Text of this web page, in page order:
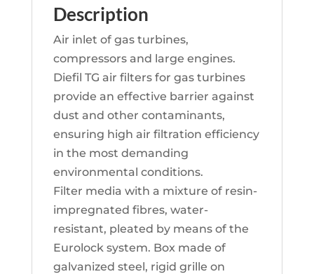
Description
Air inlet of gas turbines,
compressors and large engines.
Diefil TG air filters for gas turbines
provide an effective barrier against
dust and other contaminants,
ensuring high air filtration efficiency
in the most demanding
environmental conditions.
Filter media with a mixture of resin-
impregnated fibres, water-
resistant, pleated by means of the
Eurolock system. Box made of
galvanized steel, rigid grille on